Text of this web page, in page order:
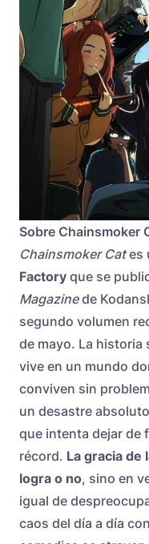
Sobre Chainsmoker
Chainsmoker Cates
Factory que se
Magazinede
segundo volumen
de mayo. La historia
vive en un mundo
conviven sin
un desastre
que intenta dejar de
récord. La gracia de
logra o no, sino en
igual de
caos del día a día